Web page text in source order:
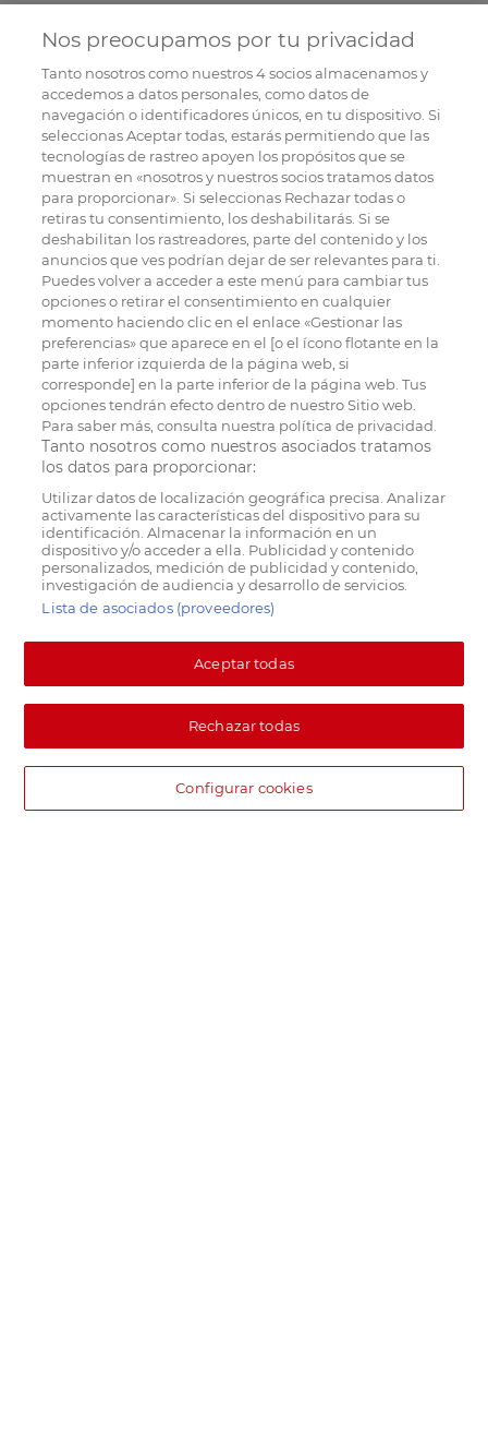
Nos preocupamos por tu privacidad
Tanto nosotros como nuestros4socios almacenamos y
accedemos a datos personales, como datos de
navegación o identificadores únicos, en tu dispositivo. Si
seleccionas Aceptar todas, estarás permitiendo que las
tecnologías de rastreo apoyen los propósitos que se
muestran en «nosotros y nuestros socios tratamos datos
para proporcionar». Si seleccionas Rechazar todas o
retiras tu consentimiento, los deshabilitarás. Si se
deshabilitan los rastreadores, parte del contenido y los
anuncios que ves podrían dejar de ser relevantes para ti.
Puedes volver a acceder a este menú para cambiar tus
opciones o retirar el consentimiento en cualquier
momento haciendo clic en el enlace «Gestionar las
preferencias» que aparece en el [o el ícono flotante en la
parte inferior izquierda de la página web, si
corresponde] en la parte inferior de la página web. Tus
opciones tendrán efecto dentro de nuestro Sitio web.
Para saber más, consulta nuestra política de privacidad.
Tanto nosotros como nuestros asociados tratamos
los datos para proporcionar:
Utilizar datos de localización geográfica precisa. Analizar
activamente las características del dispositivo para su
identificación. Almacenar la información en un
dispositivo y/o acceder a ella. Publicidad y contenido
personalizados, medición de publicidad y contenido,
investigación de audiencia y desarrollo de servicios.
Lista de asociados (proveedores)
Aceptar todas
Rechazar todas
Configurar cookies